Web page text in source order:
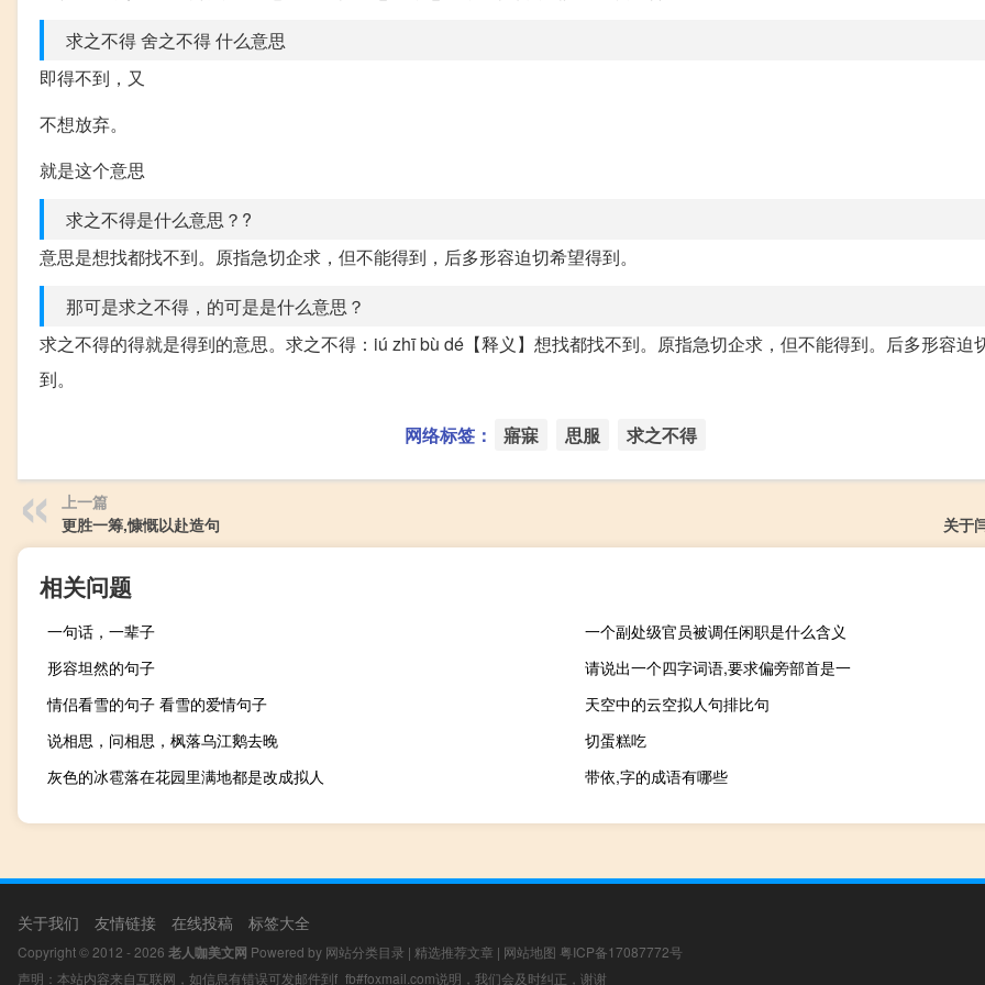
求之不得 舍之不得 什么意思
即得不到，又
不想放弃。
就是这个意思
求之不得是什么意思？?
意思是想找都找不到。原指急切企求，但不能得到，后多形容迫切希望得到。
那可是求之不得，的可是是什么意思？
求之不得的得就是得到的意思。求之不得：iú zhī bù dé【释义】想找都找不到。原指急切企求，但不能得到。后多形容迫
到。
网络标签： 寤寐 思服 求之不得
上一篇
更胜一筹,慷慨以赴造句
关于
相关问题
一句话，一辈子
一个副处级官员被调任闲职是什么含义
形容坦然的句子
请说出一个四字词语,要求偏旁部首是一
情侣看雪的句子 看雪的爱情句子
天空中的云空拟人句排比句
说相思，问相思，枫落乌江鹅去晚
切蛋糕吃
灰色的冰雹落在花园里满地都是改成拟人
带依,字的成语有哪些
关于我们 友情链接 在线投稿 标签大全
Copyright © 2012 - 2026 老人咖美文网 Powered by 网站分类目录 | 精选推荐文章 | 网站地图 粤ICP备17087772号
声明：本站内容来自互联网，如信息有错误可发邮件到f_fb#foxmail.com说明，我们会及时纠正，谢谢